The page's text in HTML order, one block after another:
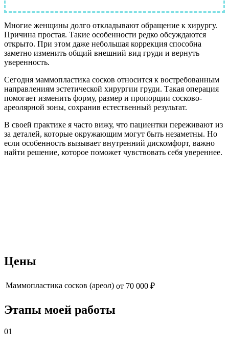
Многие женщины долго откладывают обращение к хирургу.
Причина простая. Такие особенности редко обсуждаются
открыто. При этом даже небольшая коррекция способна
заметно изменить общий внешний вид груди и вернуть
уверенность.
Сегодня маммопластика сосков относится к востребованным
направлениям эстетической хирургии груди. Такая операция
помогает изменить форму, размер и пропорции сосково-
ареолярной зоны, сохранив естественный результат.
В своей практике я часто вижу, что пациентки переживают из
за деталей, которые окружающим могут быть незаметны. Но
если особенность вызывает внутренний дискомфорт, важно
найти решение, которое поможет чувствовать себя увереннее.
Цены
Маммопластика сосков (ареол) от 70 000 ₽
Этапы моей работы
01